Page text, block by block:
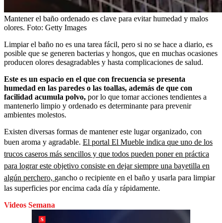
Mantener el baño ordenado es clave para evitar humedad y malos
olores. Foto: Getty Images
Limpiar el baño no es una tarea fácil, pero si no se hace a diario, es
posible que se generen bacterias y hongos, que en muchas ocasiones
producen olores desagradables y hasta complicaciones de salud.
Este es un espacio en el que con frecuencia se presenta
humedad en las paredes o las toallas, además de que con
facilidad acumula polvo, por lo que tomar acciones tendientes a
mantenerlo limpio y ordenado es determinante para prevenir
ambientes molestos.
Existen diversas formas de mantener este lugar organizado, con
buen aroma y agradable. El portal El Mueble indica que uno de los
trucos caseros más sencillos y que todos pueden poner en práctica
para lograr este objetivo consiste en dejar siempre una bayetilla en
algún perchero, gancho o recipiente en el baño y usarla para limpiar
las superficies por encima cada día y rápidamente.
Videos Semana